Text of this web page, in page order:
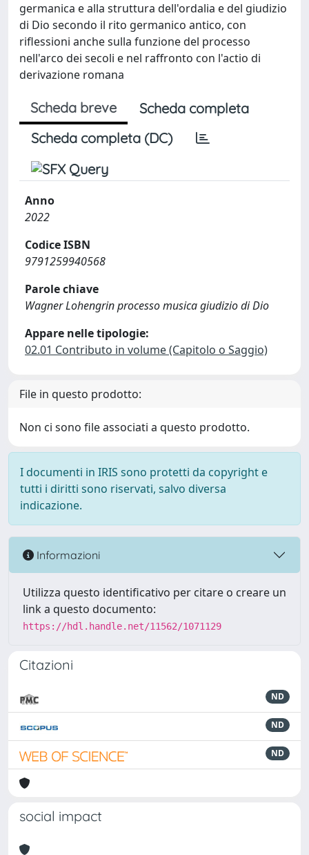
germanica e alla struttura dell'ordalia e del giudizio
di Dio secondo il rito germanico antico, con
riflessioni anche sulla funzione del processo
nell'arco dei secoli e nel raffronto con l'actio di
derivazione romana
Scheda breve
Scheda completa
Scheda completa (DC)
Anno
2022
Codice ISBN
9791259940568
Parole chiave
Wagner Lohengrin processo musica giudizio di Dio
Appare nelle tipologie:
02.01 Contributo in volume (Capitolo o Saggio)
File in questo prodotto:
Non ci sono file associati a questo prodotto.
I documenti in IRIS sono protetti da copyright e
tutti i diritti sono riservati, salvo diversa
indicazione.
Informazioni
Utilizza questo identificativo per citare o creare un
link a questo documento:
https://hdl.handle.net/11562/1071129
Citazioni
ND
ND
ND
social impact